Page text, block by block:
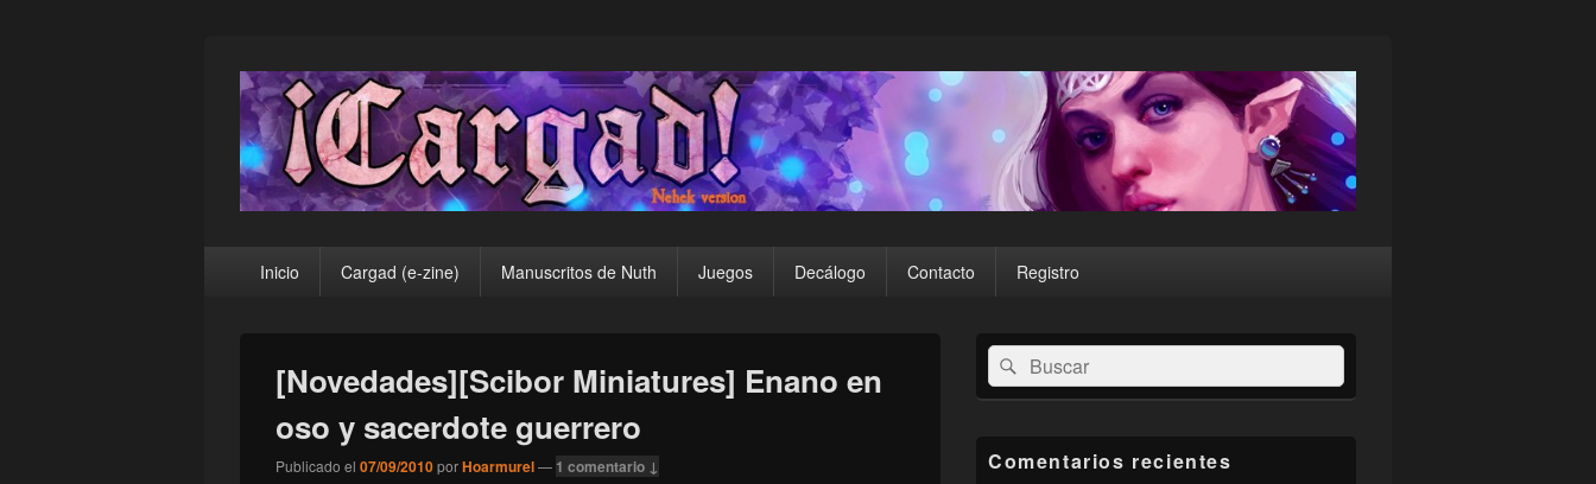
¡Cargad!
principalInicio Cargad (e-zine) Manuscritos de Nuth Juegos Decálogo Contacto Registro
[Novedades][Scibor Miniatures] Enano en
oso y sacerdote guerrero
Publicado el 07/09/2010porHoarmurel— 1 comentario ↓
El
área
de
lateral
primaria
Buscar
por:
Buscar
Comentarios recientes